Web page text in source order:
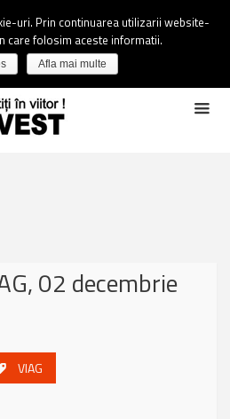
02 decembrie
VIAG
uri. Prin continuarea utilizarii website-
care folosim aceste informatii.
Afla mai multe